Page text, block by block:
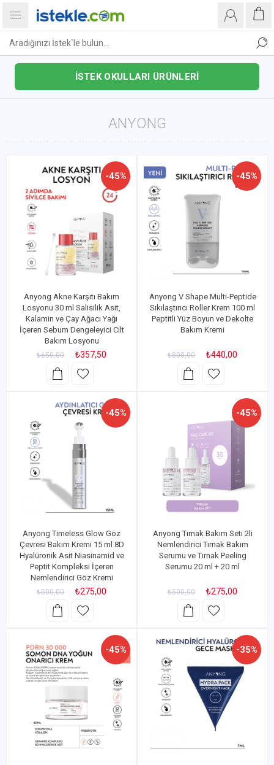
İSTEK OKULLARI ÜRÜNLERİ
ANYONG
-45%
Anyong Akne Karşıtı Bakım
Losyonu 30 ml Salisilik Asit,
Kalamin ve Çay Ağacı Yağı
İçeren Sebum Dengeleyici Cilt
Bakım Losyonu
₺650,00 ₺357,50
-45%
Anyong V Shape Multi-Peptide
Sıkılaştırıcı Roller Krem 100 ml
Peptitli Yüz Boyun ve Dekolte
Bakım Kremi
₺800,00 ₺440,00
-45%
Anyong Timeless Glow Göz
Çevresi Bakım Kremi 15 ml 8D
Hyalüronik Asit Niasinamid ve
Peptit Kompleksi İçeren
Nemlendirici Göz Kremi
₺500,00 ₺275,00
-45%
Anyong Tırnak Bakım Seti 2li
Nemlendirici Tırnak Bakım
Serumu ve Tırnak Peeling
Serumu 20 ml + 20 ml
₺500,00 ₺275,00
-45% -35%